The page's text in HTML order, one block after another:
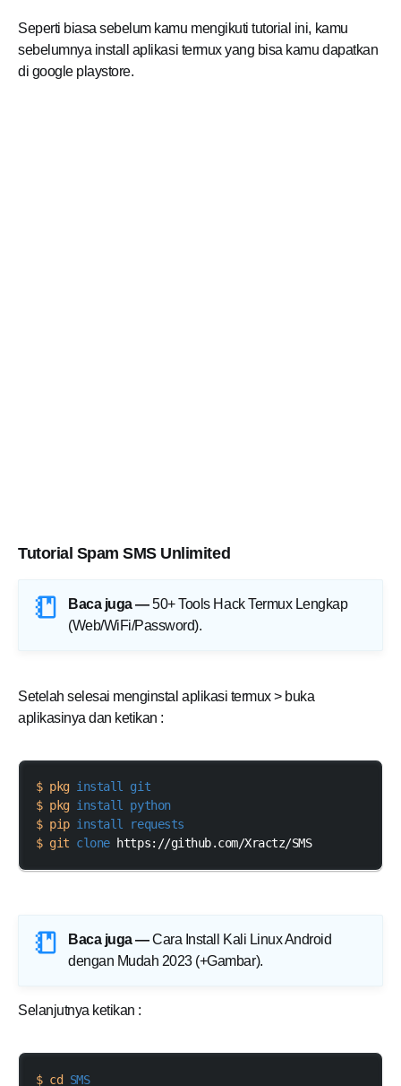
Seperti biasa sebelum kamu mengikuti tutorial ini, kamu
sebelumnya install aplikasi termux yang bisa kamu dapatkan
di google playstore.
Tutorial Spam SMS Unlimited
Baca juga — 50+ Tools Hack Termux Lengkap
(Web/WiFi/Password).
Setelah selesai menginstal aplikasi termux > buka
aplikasinya dan ketikan :
$ pkg install git
$ pkg install python
$ pip install requests
$ git clone https://github.com/Xractz/SMS
Baca juga — Cara Install Kali Linux Android
dengan Mudah 2023 (+Gambar).
Selanjutnya ketikan :
$ cd SMS